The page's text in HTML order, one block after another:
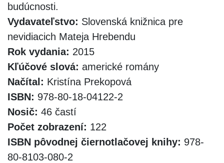
budúcnosti.
Vydavateľstvo: Slovenská knižnica pre
nevidiacich Mateja Hrebendu
Rok vydania: 2015
Kľúčové slová: americké romány
Načítal: Kristína Prekopová
ISBN: 978-80-18-04122-2
Nosič: 46 častí
Počet zobrazení: 122
ISBN pôvodnej čiernotlačovej knihy: 978-
80-8103-080-2